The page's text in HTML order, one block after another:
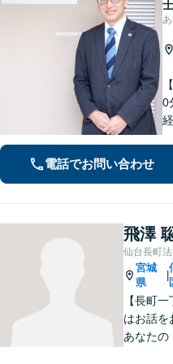
士
0
電話でお問い合わせ
飛澤
仙台長町
宮城
県
|
【長町
はお話を
あなたの